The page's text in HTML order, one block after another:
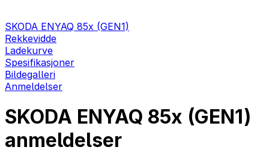
SKODA ENYAQ 85x (GEN1)
Rekkevidde
Ladekurve
Spesifikasjoner
Bildegalleri
Anmeldelser
SKODA ENYAQ 85x (GEN1)
anmeldelser